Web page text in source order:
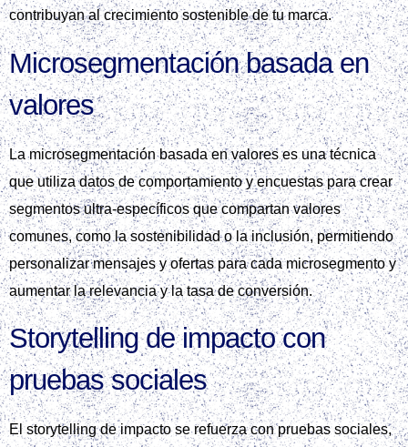
contribuyan al crecimiento sostenible de tu marca.
Microsegmentación basada en
valores
La microsegmentación basada en valores es una técnica
que utiliza datos de comportamiento y encuestas para crear
segmentos ultra-específicos que compartan valores
comunes, como la sostenibilidad o la inclusión, permitiendo
personalizar mensajes y ofertas para cada microsegmento y
aumentar la relevancia y la tasa de conversión.
Storytelling de impacto con
pruebas sociales
El storytelling de impacto se refuerza con pruebas sociales,